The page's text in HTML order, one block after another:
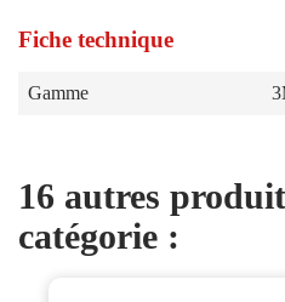
Fiche technique
Gamme
16 autres
catégorie :